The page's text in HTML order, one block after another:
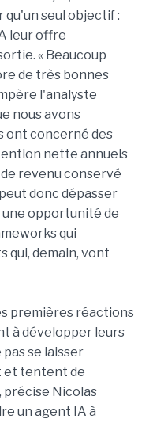
seul objectif :
leur offre
« Beaucoup
de très bonnes
l'analyste
nous avons
ont concerné des
nette annuels
revenu conservé
donc dépasser
une opportunité de
qui
qui, demain, vont
premières réactions
à développer leurs
se laisser
et tentent de
précise Nicolas
un agent IA à